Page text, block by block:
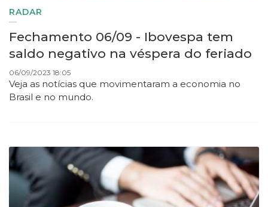
RADAR
Fechamento 06/09 - Ibovespa tem
saldo negativo na véspera do feriado
06/09/2023 18:05
Veja as notícias que movimentaram a economia no
Brasil e no mundo.